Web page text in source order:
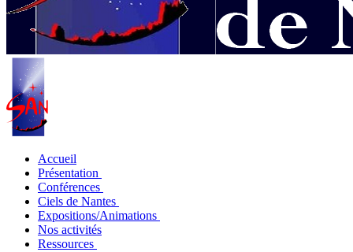
Accueil
Présentation
Conférences
Ciels de Nantes
Expositions/Animations
Nos activités
Ressources